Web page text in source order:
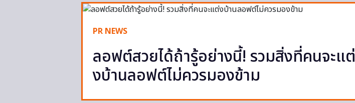
PR NEWS
ลอฟต์สวยได้ถ้ารู้อย่างนี้! รวมสิ่งที่คนจะแต่
งบ้านลอฟต์ไม่ควรมองข้าม